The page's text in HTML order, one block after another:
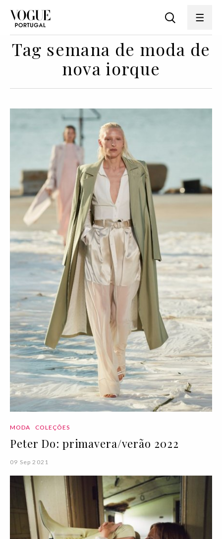
Tag semana de moda de
nova iorque
MODA COLEÇÕES
Peter Do: primavera/verão 2022
09 Sep 2021